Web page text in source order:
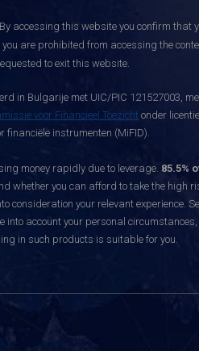
By accessing this website you confirm that
are prohibited from accessing the
to exit this website.
in Bulgarije met UIC/PIC 121527003,
voor Financieel Toezicht onder
financiële instrumenten (MiFID).
money rapidly due to leverage. 85.5%
whether you can afford to take the high
your relevant experience.
account your personal
in such products is suitable for you.